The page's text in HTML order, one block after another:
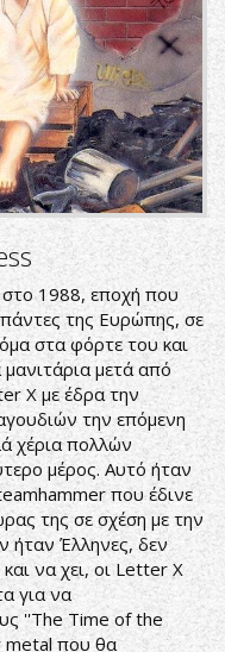
στο 1988, εποχή που
της Ευρώπης, σε
στα φόρτε του και
μετά από
X με έδρα την
την επόμενη
χέρια πολλών
μέρος. Αυτό ήταν
που έδινε
της σε σχέση με την
ήταν Έλληνες, δεν
να χει, οι Letter X
για να
''The Time of the
metal που θα